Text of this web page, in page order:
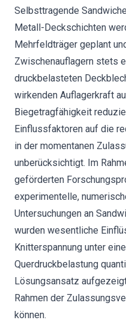
Selbsttragende
Metall-Deckschichten
Mehrfeldträger geplant
Zwischenauflagern stets
druckbelasteten
wirkenden Auflagerkraft
Biegetragfähigkeit
Einflussfaktoren auf die
in der momentanen
unberücksichtigt. Im
geförderten
experimentelle,
Untersuchungen an
wurden wesentliche
Knitterspannung unter
Querdruckbelastung
Lösungsansatz
Rahmen der
können.